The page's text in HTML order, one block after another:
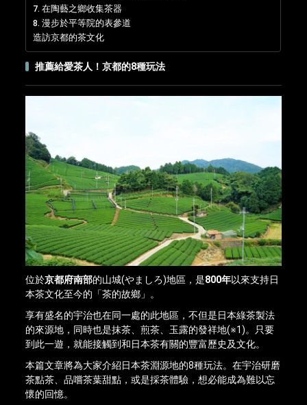
7. 在陶藝之鄉收集茶器
8. 漫步於平等院的表參道
造訪京都的茶文化
推薦給愛茶人！京都的8種玩法
位於京都府南部的山城(やましろ)地區，是800年以來支持日
本茶文化至今的「茶的故鄉」。
享有盛名的宇治也在同一處的此地區，不但是日本綠茶製法
的來源地，同時也是抹茶、煎茶、玉露的發祥地(※1)。只要
到此一遊，就能接觸到和日本茶有關的豐富歷史及文化。
本篇文章將為大家介紹日本茶淵源地的8種玩法。在宇治研磨
茶點茶、品嚐茶葉甜點，或是採茶體驗，想必能成為難以忘
懷的回憶。